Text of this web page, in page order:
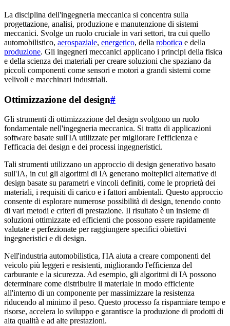
La disciplina dell'ingegneria meccanica si concentra sulla
progettazione, analisi, produzione e manutenzione di sistemi
meccanici. Svolge un ruolo cruciale in vari settori, tra cui quello
automobilistico, aerospaziale, energetico, della robotica e della
produzione. Gli ingegneri meccanici applicano i principi della fisica
e della scienza dei materiali per creare soluzioni che spaziano da
piccoli componenti come sensori e motori a grandi sistemi come
velivoli e macchinari industriali.
Ottimizzazione del design#
Gli strumenti di ottimizzazione del design svolgono un ruolo
fondamentale nell'ingegneria meccanica. Si tratta di applicazioni
software basate sull'IA utilizzate per migliorare l'efficienza e
l'efficacia dei design e dei processi ingegneristici.
Tali strumenti utilizzano un approccio di design generativo basato
sull'IA, in cui gli algoritmi di IA generano molteplici alternative di
design basate su parametri e vincoli definiti, come le proprietà dei
materiali, i requisiti di carico e i fattori ambientali. Questo approccio
consente di esplorare numerose possibilità di design, tenendo conto
di vari metodi e criteri di prestazione. Il risultato è un insieme di
soluzioni ottimizzate ed efficienti che possono essere rapidamente
valutate e perfezionate per raggiungere specifici obiettivi
ingegneristici e di design.
Nell'industria automobilistica, l'IA aiuta a creare componenti del
veicolo più leggeri e resistenti, migliorando l'efficienza del
carburante e la sicurezza. Ad esempio, gli algoritmi di IA possono
determinare come distribuire il materiale in modo efficiente
all'interno di un componente per massimizzare la resistenza
riducendo al minimo il peso. Questo processo fa risparmiare tempo e
risorse, accelera lo sviluppo e garantisce la produzione di prodotti di
alta qualità e ad alte prestazioni.